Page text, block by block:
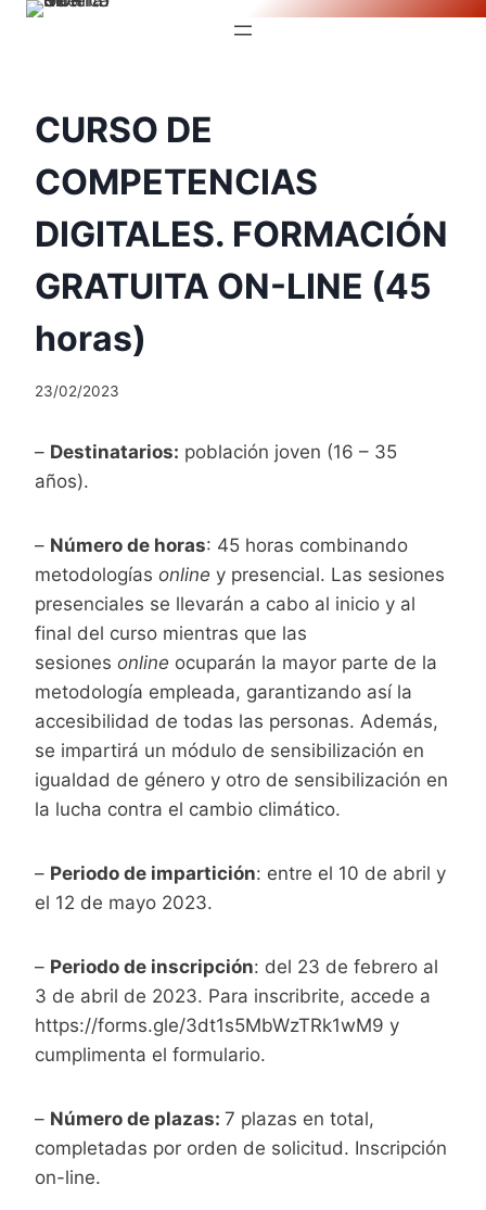
Saltar
CURSO DE
COMPETENCIAS
DIGITALES. FORMACIÓN
GRATUITA ON-LINE (45
horas)
23/02/2023
– Destinatarios: población joven (16 – 35
años).
– Número de horas: 45 horas combinando
metodologías online y presencial. Las sesiones
presenciales se llevarán a cabo al inicio y al
final del curso mientras que las
sesiones online ocuparán la mayor parte de la
metodología empleada, garantizando así la
accesibilidad de todas las personas. Además,
se impartirá un módulo de sensibilización en
igualdad de género y otro de sensibilización en
la lucha contra el cambio climático.
– Periodo de impartición: entre el 10 de abril y
el 12 de mayo 2023.
– Periodo de inscripción: del 23 de febrero al
3 de abril de 2023. Para inscribrite, accede a
https://forms.gle/3dt1s5MbWzTRk1wM9 y
cumplimenta el formulario.
– Número de plazas: 7 plazas en total,
completadas por orden de solicitud. Inscripción
on-line.